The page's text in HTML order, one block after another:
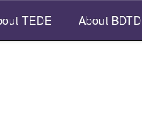
TEDE About BDTD